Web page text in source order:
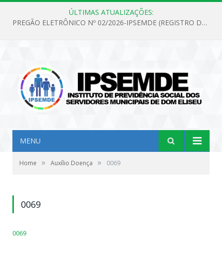
ÚLTIMAS ATUALIZAÇÕES:
PREGÃO ELETRÔNICO Nº 02/2026-IPSEMDE (REGISTRO DE PREÇOS PARA FUTURA E EVENTUAL AQUISIÇÃO DE MATERIAL DE LIMPEZA E GÊNEROS ALIMENTÍCIOS PARA ATENDER AS NECESSIDADES DO INSTITUTO DE PREVIDÊNCIA SOCIAL DOS SERVIDORES MUNICIPAIS DE DOM ELISEU.)
MENU
Home » Auxílio Doença » 0069
0069
0069